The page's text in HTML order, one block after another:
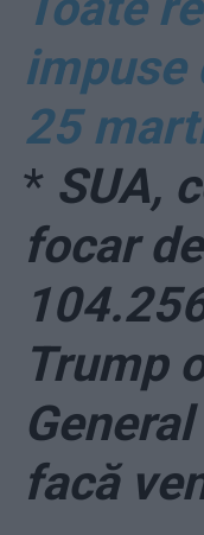
impuse
25
* SUA,
focar
Trump
facă